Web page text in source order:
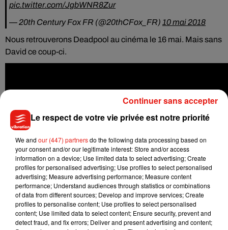
pic.twitter.com/JgbWNR8Zur
— 20th Century Fox FR (@20thCFox_FR) 10 mai 2018
Nous retrouverons Deadpool au cinéma le 16 mai. Mais sans
David ce coup-ci.
Le respect de votre vie privée est notre priorité
We and our (447) partnersdo the following data processing based on
your consent and/or our legitimate interest: Store and/or access
information on a device; Use limited data to select advertising; Create
profiles for personalised advertising; Use profiles to select personalised
advertising; Measure advertising performance; Measure content
performance; Understand audiences through statistics or combinations
of data from different sources; Develop and improve services; Create
profiles to personalise content; Use profiles to select personalised
content; Use limited data to select content; Ensure security, prevent and
detect fraud, and fix errors; Deliver and present advertising and content;
Continuer sans accepter